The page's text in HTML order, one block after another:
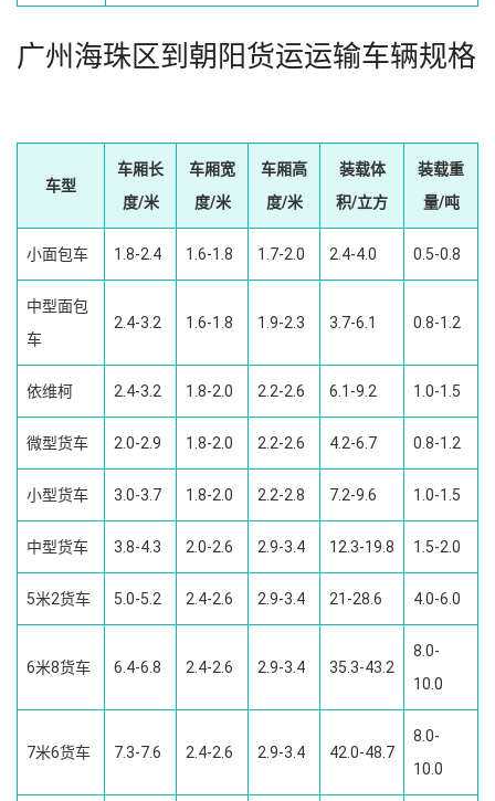
广州海珠区到朝阳货运运输车辆规格
车型
车厢长
度/米
车厢宽
度/米
车厢高
度/米
装载体
积/立方
装载重
量/吨
小面包车 1.8-2.4 1.6-1.8 1.7-2.0 2.4-4.0 0.5-0.8
中型面包
车
2.4-3.2 1.6-1.8 1.9-2.3 3.7-6.1 0.8-1.2
依维柯 2.4-3.2 1.8-2.0 2.2-2.6 6.1-9.2 1.0-1.5
微型货车 2.0-2.9 1.8-2.0 2.2-2.6 4.2-6.7 0.8-1.2
小型货车 3.0-3.7 1.8-2.0 2.2-2.8 7.2-9.6 1.0-1.5
中型货车 3.8-4.3 2.0-2.6 2.9-3.4 12.3-19.8 1.5-2.0
5米2货车 5.0-5.2 2.4-2.6 2.9-3.4 21-28.6 4.0-6.0
6米8货车 6.4-6.8 2.4-2.6 2.9-3.4 35.3-43.2
8.0-
10.0
7米6货车 7.3-7.6 2.4-2.6 2.9-3.4 42.0-48.7
8.0-
10.0